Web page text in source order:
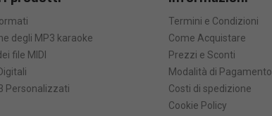
degli MP3 karaoke
file MIDI
Personalizzati
Termini e Condizioni
Come Acquistare
Prezzi e Sconti
Modalità di Pagamento
Costi di spedizione
Cookie Policy